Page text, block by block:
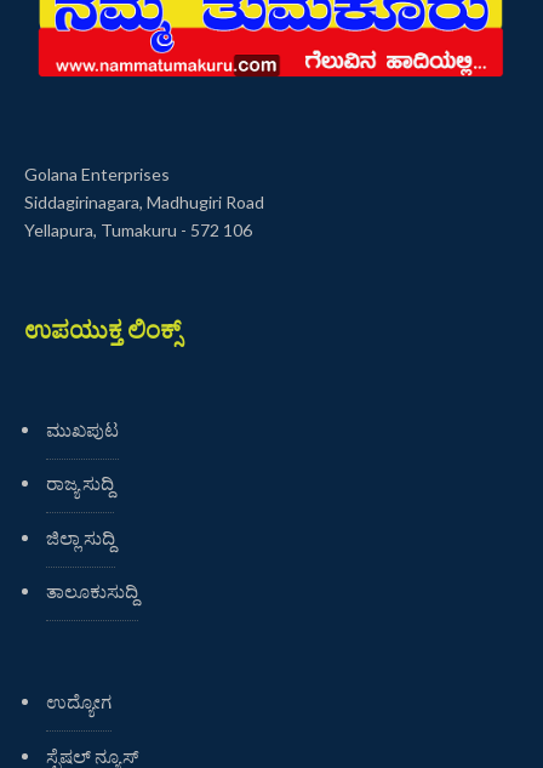
Golana Enterprises
Siddagirinagara, Madhugiri Road
Yellapura, Tumakuru - 572 106
ಉಪಯುಕ್ತ ಲಿಂಕ್ಸ್
ಮುಖಪುಟ
ರಾಜ್ಯ ಸುದ್ದಿ
ಜಿಲ್ಲಾ ಸುದ್ದಿ
ತಾಲೂಕುಸುದ್ದಿ
ಉದ್ಯೋಗ
ಸ್ಪೆಷಲ್ ನ್ಯೂಸ್